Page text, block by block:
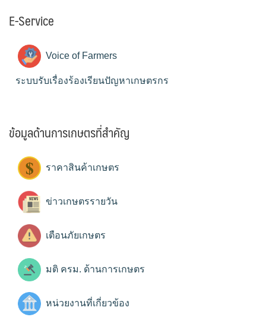
E-Service
Voice of Farmers
ระบบรับเรื่องร้องเรียนปัญหาเกษตรกร
ข้อมูลด้านการเกษตรที่สำคัญ
ราคาสินค้าเกษตร
ข่าวเกษตรรายวัน
เตือนภัยเกษตร
มติ ครม. ด้านการเกษตร
หน่วยงานที่เกี่ยวข้อง